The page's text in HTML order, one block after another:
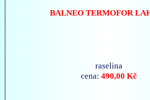
BALNEO TERMOFOR
raselina
cena: 490,00 Kč